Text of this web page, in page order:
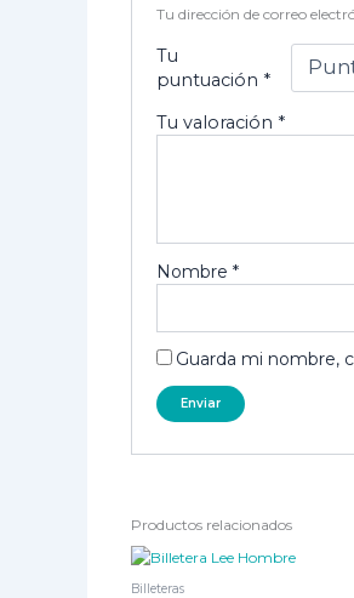
Tu dirección de correo
Tu
puntuación *
Tu valoración *
Nombre*
Guarda mi nombre,
Productos relacionados
Billeteras